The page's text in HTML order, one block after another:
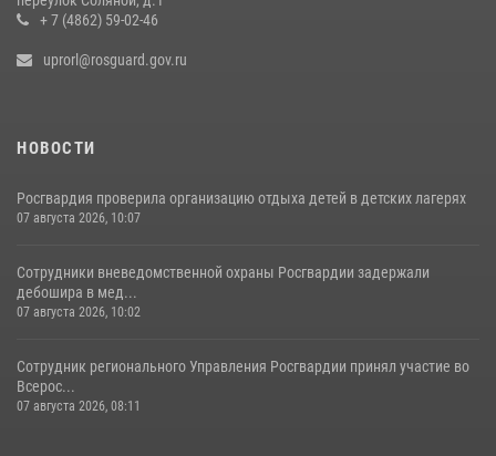
+ 7 (4862) 59-02-46
uprorl@rosguard.gov.ru
НОВОСТИ
Росгвардия проверила организацию отдыха детей в детских лагерях
07 августа 2026, 10:07
Сотрудники вневедомственной охраны Росгвардии задержали
дебошира в мед...
07 августа 2026, 10:02
Сотрудник регионального Управления Росгвардии принял участие во
Всерос...
07 августа 2026, 08:11